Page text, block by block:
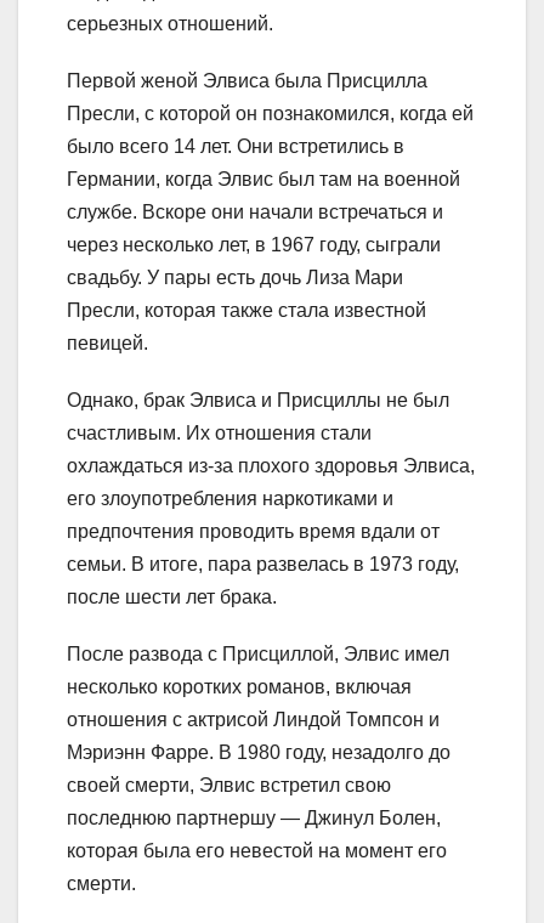
серьезных отношений.
Первой женой Элвиса была Присцилла
Пресли, с которой он познакомился, когда ей
было всего 14 лет. Они встретились в
Германии, когда Элвис был там на военной
службе. Вскоре они начали встречаться и
через несколько лет, в 1967 году, сыграли
свадьбу. У пары есть дочь Лиза Мари
Пресли, которая также стала известной
певицей.
Однако, брак Элвиса и Присциллы не был
счастливым. Их отношения стали
охлаждаться из-за плохого здоровья Элвиса,
его злоупотребления наркотиками и
предпочтения проводить время вдали от
семьи. В итоге, пара развелась в 1973 году,
после шести лет брака.
После развода с Присциллой, Элвис имел
несколько коротких романов, включая
отношения с актрисой Линдой Томпсон и
Мэриэнн Фарре. В 1980 году, незадолго до
своей смерти, Элвис встретил свою
последнюю партнершу — Джинул Болен,
которая была его невестой на момент его
смерти.